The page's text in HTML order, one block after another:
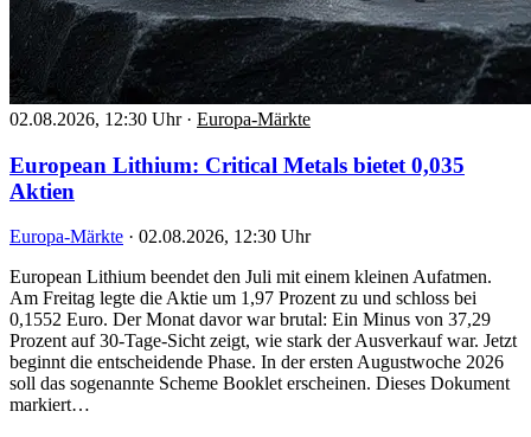
02.08.2026, 12:30 Uhr · Europa-Märkte
European Lithium: Critical Metals bietet 0,035
Aktien
Europa-Märkte · 02.08.2026, 12:30 Uhr
European Lithium beendet den Juli mit einem kleinen Aufatmen.
Am Freitag legte die Aktie um 1,97 Prozent zu und schloss bei
0,1552 Euro. Der Monat davor war brutal: Ein Minus von 37,29
Prozent auf 30-Tage-Sicht zeigt, wie stark der Ausverkauf war. Jetzt
beginnt die entscheidende Phase. In der ersten Augustwoche 2026
soll das sogenannte Scheme Booklet erscheinen. Dieses Dokument
markiert…